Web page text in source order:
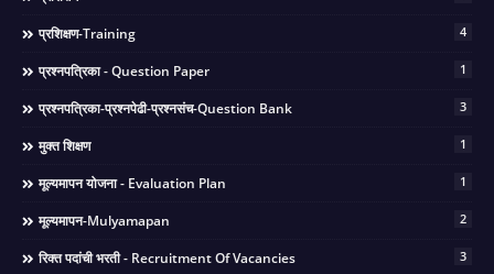
प्रशिक्षण-Training 4
प्रश्नपत्रिका - Question Paper 1
प्रश्नपत्रिका-प्रश्नपेढी-प्रश्नसंच-Question Bank 3
मुक्त शिक्षण 1
मूल्यमापन योजना - Evaluation Plan 1
मूल्यमापन-Mulyamapan 2
रिक्त पदांची भरती - Recruitment Of Vacancies 3